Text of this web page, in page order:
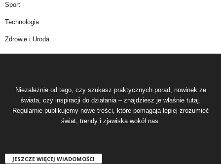
Sport
Technologia
Zdrowie i Uroda
Niezależnie od tego, czy szukasz praktycznych porad, nowinek ze
świata, czy inspiracji do działania – znajdziesz je właśnie tutaj.
Regularnie publikujemy nowe treści, które pomagają lepiej zrozumieć
świat, trendy i zjawiska wokół nas.
JESZCZE WIĘCEJ WIADOMOŚCI